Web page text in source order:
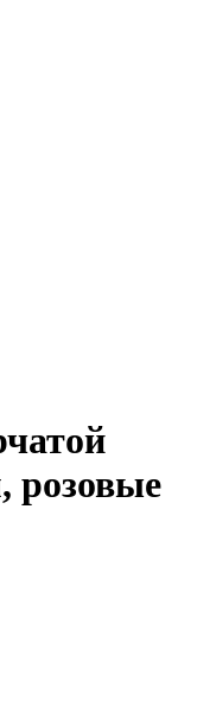
розовые